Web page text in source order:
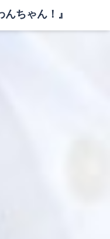
ちゃん！』